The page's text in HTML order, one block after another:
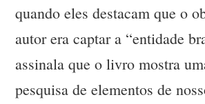
quando eles destacam que o
autor era captar a “entidade
assinala que o livro mostra
pesquisa de elementos de